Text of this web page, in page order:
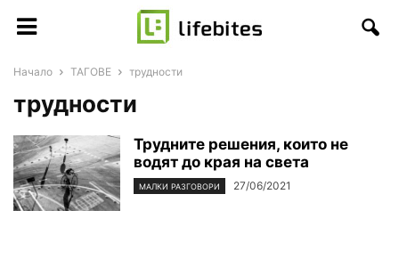
Начало ТАГОВЕ трудности
трудности
Трудните решения, които не
водят до края на света
МАЛКИ РАЗГОВОРИ 27/06/2021